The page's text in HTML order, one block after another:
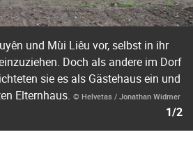
und Mùi Liêu vor, selbst in ihr
Doch als andere im Dorf
sie es als Gästehaus ein und
Elternhaus. © Helvetas / Jonathan Widmer
1/2